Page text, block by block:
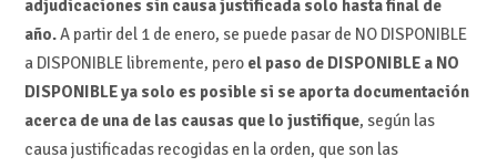
adjudicaciones sin causa justificada solo hasta final de
año.A partir del 1 de enero, se puede pasar de NO DISPONIBLE
a DISPONIBLE libremente, pero el paso de DISPONIBLE a NO
DISPONIBLE ya solo es posible si se aporta documentación
acerca de una de las causas que lo justifique, según las
causa justificadas recogidas en la orden, que son las